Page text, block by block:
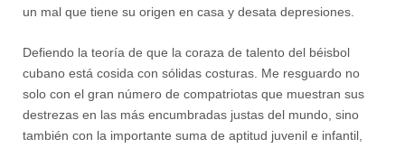
un mal que tiene su origen en casa y desata depresiones.
Defiendo la teoría de que la coraza de talento del béisbol
cubano está cosida con sólidas costuras. Me resguardo no
solo con el gran número de compatriotas que muestran sus
destrezas en las más encumbradas justas del mundo, sino
también con la importante suma de aptitud juvenil e infantil,